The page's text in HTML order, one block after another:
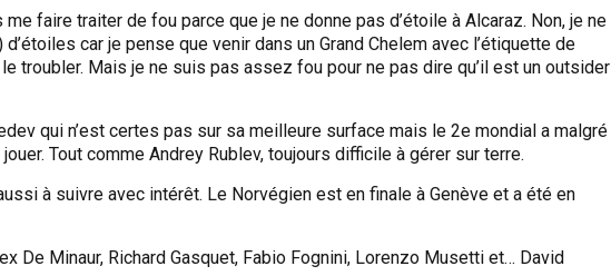
faire traiter de fou parce que je ne donne pas d’étoile à Alcaraz. Non, je ne
car je pense que venir dans un Grand Chelem avec l’étiquette de
troubler. Mais je ne suis pas assez fou pour ne pas dire qu’il est un outsider
qui n’est certes pas sur sa meilleure surface mais le 2e mondial a malgré
Tout comme Andrey Rublev, toujours difficile à gérer sur terre.
à suivre avec intérêt. Le Norvégien est en finale à Genève et a été en
De Minaur, Richard Gasquet, Fabio Fognini, Lorenzo Musetti et… David